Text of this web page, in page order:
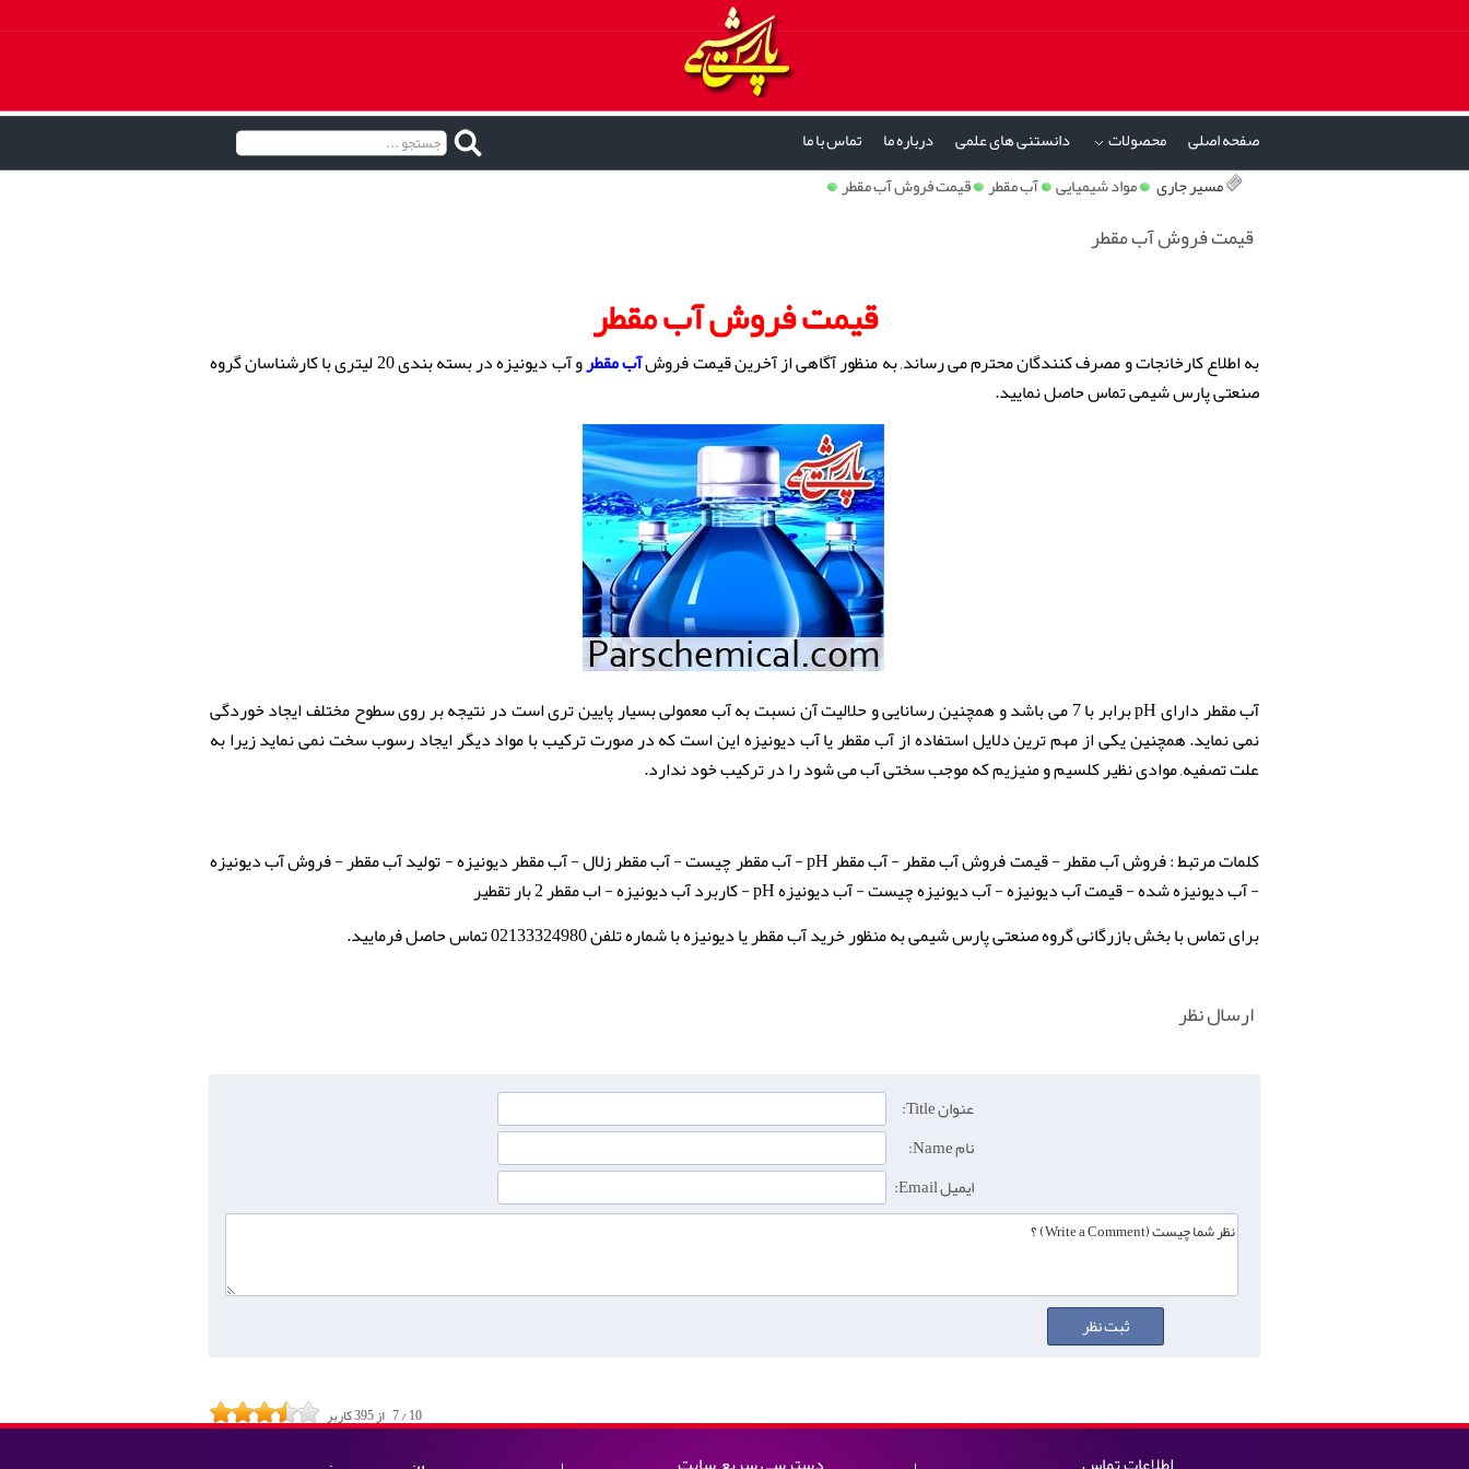
صفحه اصلی محصولات دانستنی های علمی درباره ما
تماس با ما
مسیر جاری
» مواد شیمیایی آب مقطر قیمت فروش آب مقطر
قیمت فروش آب مقطر
قیمت فروش آب مقطر
به اطلاع کارخانجات و مصرف کنندگان محترم می رساند, به منظور آگاهی از آخرین قیمت فروشآب مقطر
و آب دیونیزه در بسته بندی 20 لیتری با کارشناسان گروه
صنعتی پارس شیمی تماس حاصل نمایید.
آب مقطر دارای pH برابر با 7 می باشد و همچنین رسانایی و حلالیت آن نسبت به آب معمولی بسیار پایین تری است در نتیجه بر روی سطوح مختلف ایجاد خوردگی
نمی نماید. همچنین یکی از مهم ترین دلایل استفاده از آب مقطر یا آب دیونیزه این است که در صورت ترکیب با مواد دیگر ایجاد رسوب سخت نمی نماید زیرا به
علت تصفیه, موادی نظیر کلسیم و منیزیم که موجب سختی آب می شود را در ترکیب خود ندارد.
کلمات مرتبط : فروش آب مقطر -قیمت فروش آب مقطر
- آب مقطر pH - آب مقطر چیست - آب مقطر زلال - آب مقطر دیونیزه - تولید آب مقطر - فروش آب دیونیزه
- آب دیونیزه شده - قیمت آب دیونیزه - آب دیونیزه چیست - آب دیونیزه pH - کاربرد آب دیونیزه - اب مقطر 2 بار تقطیر
برای تماس با بخش بازرگانی گروه صنعتی پارس شیمی به منظور خرید آب مقطر یا دیونیزه با شماره تلفن 02133324980 تماس حاصل فرمایید.
ارسال نظر
عنوان Title:
نام Name:
ایمیل Email:
7/10 از395کاربر